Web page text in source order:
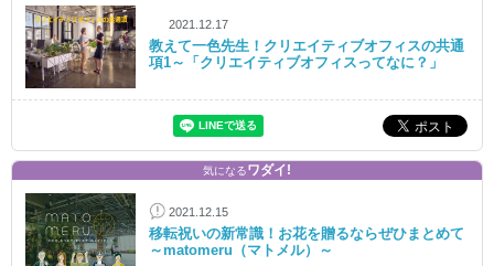
2021.12.17
教えて一色先生！クリエイティブオフィスの共通
項1～「クリエイティブオフィスってなに？」
気になるワダイ!
2021.12.15
移転祝いの新常識！お花を贈るならぜひまとめて
～matomeru（マトメル）～